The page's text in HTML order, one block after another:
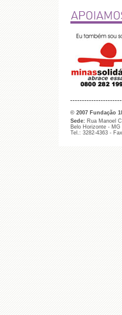
© 2007 Fundação
Sede: Rua Manoel
Belo Horizonte - MG
Tel.: 3282-4363 -